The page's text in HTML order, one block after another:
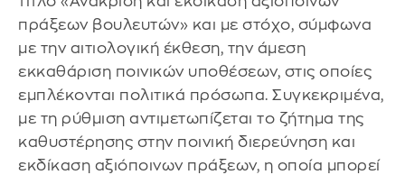
πράξεων βουλευτών» και με στόχο, σύμφωνα
με την αιτιολογική έκθεση, την άμεση
εκκαθάριση ποινικών υποθέσεων, στις οποίες
εμπλέκονται πολιτικά πρόσωπα. Συγκεκριμένα,
με τη ρύθμιση αντιμετωπίζεται το ζήτημα της
καθυστέρησης στην ποινική διερεύνηση και
εκδίκαση αξιόποινων πράξεων, η οποία μπορεί